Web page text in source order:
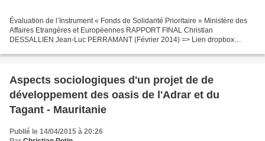
Évaluation de l’Instrument « Fonds de Solidarité Prioritaire » Ministère des
Affaires Etrangères et Européennes RAPPORT FINAL Christian
DESSALLIEN Jean-Luc PERRAMANT (Février 2014) => Lien dropbox
https://www.dropbox.com/s/8ecnowy7ncphyak/Eval_InstrumentFSP_RAPPO
Aspects sociologiques d'un projet de de
développement des oasis de l'Adrar et du
Tagant - Mauritanie
Publié le 14/04/2015 à 20:26